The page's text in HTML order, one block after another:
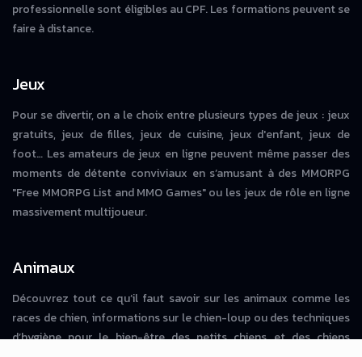
professionnelle sont éligibles au CPF. Les formations peuvent se
faire à distance.
Jeux
Pour se divertir, on a le choix entre plusieurs types de jeux : jeux
gratuits, jeux de filles, jeux de cuisine, jeux d'enfant, jeux de
foot… Les amateurs de jeux en ligne peuvent même passer des
moments de détente conviviaux en s’amusant à des MMORPG
"Free MMORPG List and MMO Games" ou les jeux de rôle en ligne
massivement multijoueur.
Animaux
Découvrez tout ce qu’il faut savoir sur les animaux comme les
races de chien, informations sur le chien-loup ou des techniques
d’hygiène pour le bien-être des petits chiens et des chiens